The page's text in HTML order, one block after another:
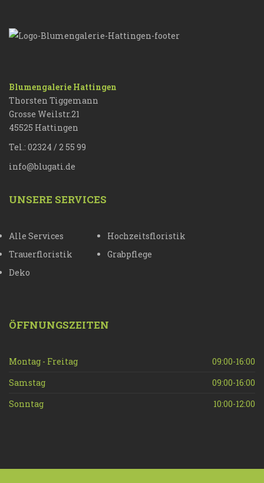
Blumengalerie Hattingen
Thorsten Tiggemann
Grosse Weilstr.21
45525 Hattingen
Tel.: 02324 / 2 55 99
info@blugati.de
UNSERE SERVICES
Alle Services
Hochzeitsfloristik
Trauerfloristik
Grabpflege
Deko
ÖFFNUNGSZEITEN
Montag - Freitag
09:00-16:00
Samstag
09:00-16:00
Sonntag
10:00-12:00